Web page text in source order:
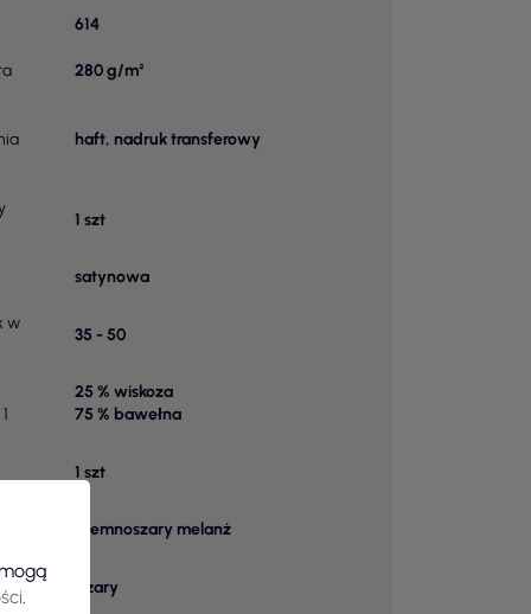
614
280 g/m²
haft, nadruk transferowy
1 szt
satynowa
w
35 - 50
25 % wiskoza
75 % bawełna
1 szt
Ciemnoszary melanż
Szary